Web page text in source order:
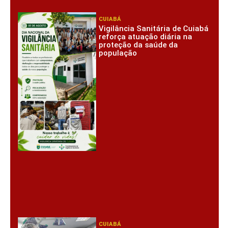
CUIABÁ
Vigilância Sanitária de Cuiabá
reforça atuação diária na
proteção da saúde da
população
CUIABÁ